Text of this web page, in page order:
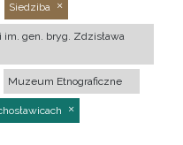
Siedziba
im. gen. bryg. Zdzisława
Muzeum Etnograficzne